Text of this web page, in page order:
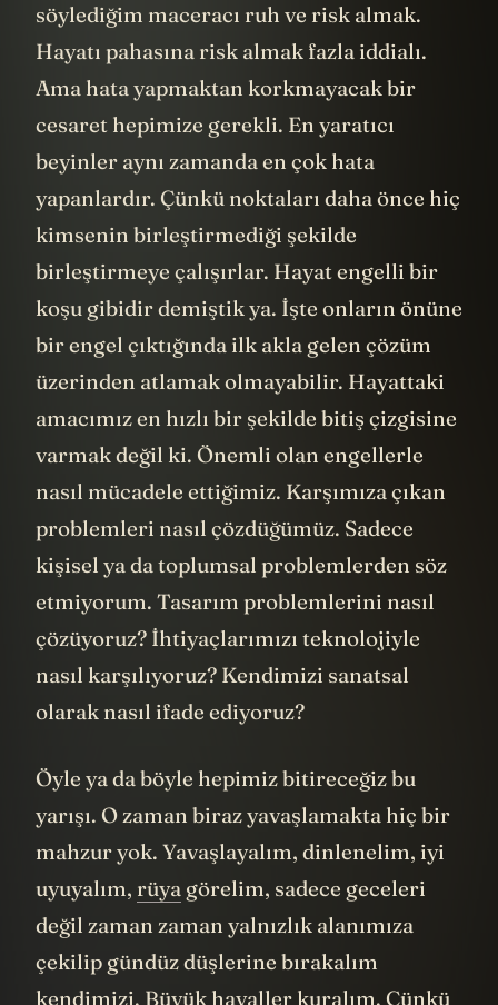
söylediğim maceracı ruh ve risk almak.
Hayatı pahasına risk almak fazla iddialı.
Ama hata yapmaktan korkmayacak bir
cesaret hepimize gerekli. En yaratıcı
beyinler aynı zamanda en çok hata
yapanlardır. Çünkü noktaları daha önce hiç
kimsenin birleştirmediği şekilde
birleştirmeye çalışırlar. Hayat engelli bir
koşu gibidir demiştik ya. İşte onların önüne
bir engel çıktığında ilk akla gelen çözüm
üzerinden atlamak olmayabilir. Hayattaki
amacımız en hızlı bir şekilde bitiş çizgisine
varmak değil ki. Önemli olan engellerle
nasıl mücadele ettiğimiz. Karşımıza çıkan
problemleri nasıl çözdüğümüz. Sadece
kişisel ya da toplumsal problemlerden söz
etmiyorum. Tasarım problemlerini nasıl
çözüyoruz? İhtiyaçlarımızı teknolojiyle
nasıl karşılıyoruz? Kendimizi sanatsal
olarak nasıl ifade ediyoruz?
Öyle ya da böyle hepimiz bitireceğiz bu
yarışı. O zaman biraz yavaşlamakta hiç bir
mahzur yok. Yavaşlayalım, dinlenelim, iyi
uyuyalım, rüya görelim, sadece geceleri
değil zaman zaman yalnızlık alanımıza
çekilip gündüz düşlerine bırakalım
kendimizi. Büyük hayaller kuralım. Çünkü